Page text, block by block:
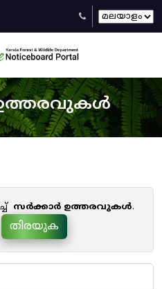
സർക്കാർ ഉത്തരവുകൾ.
തിരയുക